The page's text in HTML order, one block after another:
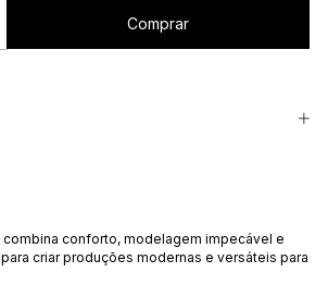
combina conforto, modelagem impecável e
criar produções modernas e versáteis para